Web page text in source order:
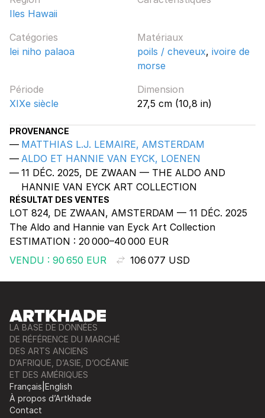
Iles Hawaii
Catégories
lei niho palaoa
Matériaux
poils / cheveux, ivoire de
morse
Période
XIXe siècle
Dimension
27,5 cm (10,8 in)
PROVENANCE
MATTHIAS L.J. LEMAIRE, AMSTERDAM
ALDO ET HANNIE VAN EYCK, LOENEN
11 DÉC. 2025, DE ZWAAN — THE ALDO AND
HANNIE VAN EYCK ART COLLECTION
RÉSULTAT DES VENTES
LOT 824, DE ZWAAN, AMSTERDAM — 11 DÉC. 2025
The Aldo and Hannie van Eyck Art Collection
ESTIMATION : 20 000–40 000 EUR
VENDU : 90 650 EUR
106 077 USD
LA BASE DE DONNÉES
DE RÉFÉRENCE DU MARCHÉ
DES ARTS ANCIENS
D’AFRIQUE, D’ASIE, D’OCÉANIE
ET DES AMÉRIQUES
Français English
À propos d’Artkhade
Contact